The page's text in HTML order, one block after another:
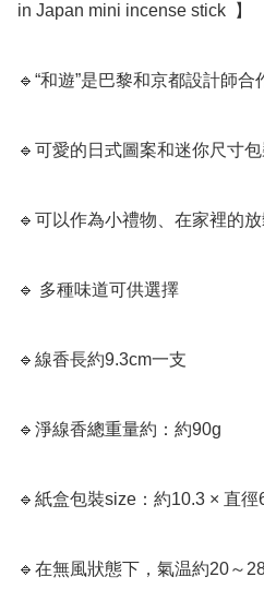
in Japan mini incense stick  】﻿
🔹“和遊”是巴黎和京都設計師合
🔹可愛的日式圖案和迷你尺寸包
🔹可以作為小禮物、在家裡的放
🔹 多種味道可供選擇
🔹線香長約9.3cm一支
🔹淨線香總重量約：約90g
🔹紙盒包裝size：約10.3 × 直徑
🔹在無風狀態下，氣温約20～